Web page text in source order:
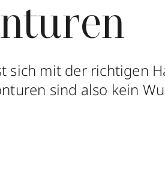
sich mit der richtigen
sind also kein